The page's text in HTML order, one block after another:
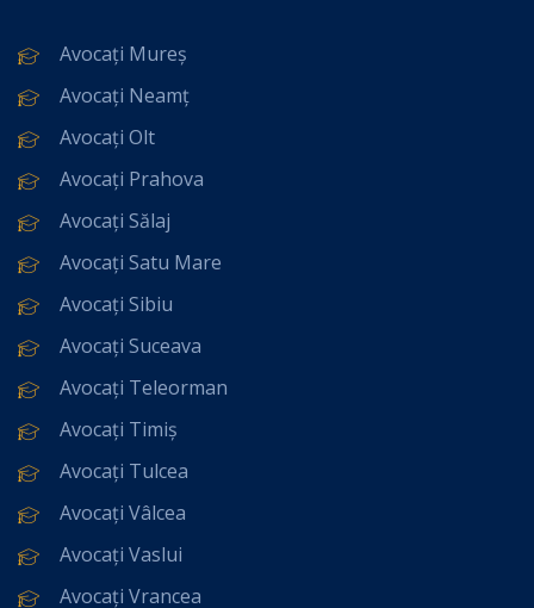
Avocați Mureș
Avocați Neamț
Avocați Olt
Avocați Prahova
Avocați Sălaj
Avocați Satu Mare
Avocați Sibiu
Avocați Suceava
Avocați Teleorman
Avocați Timiș
Avocați Tulcea
Avocați Vâlcea
Avocați Vaslui
Avocați Vrancea